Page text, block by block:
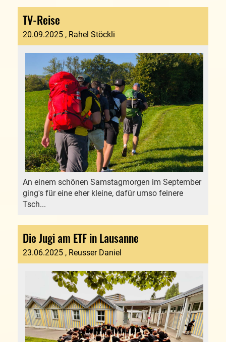
TV-Reise
20.09.2025 , Rahel Stöckli
An einem schönen Samstagmorgen im September
ging's für eine eher kleine, dafür umso feinere
Tsch...
Die Jugi am ETF in Lausanne
23.06.2025 , Reusser Daniel